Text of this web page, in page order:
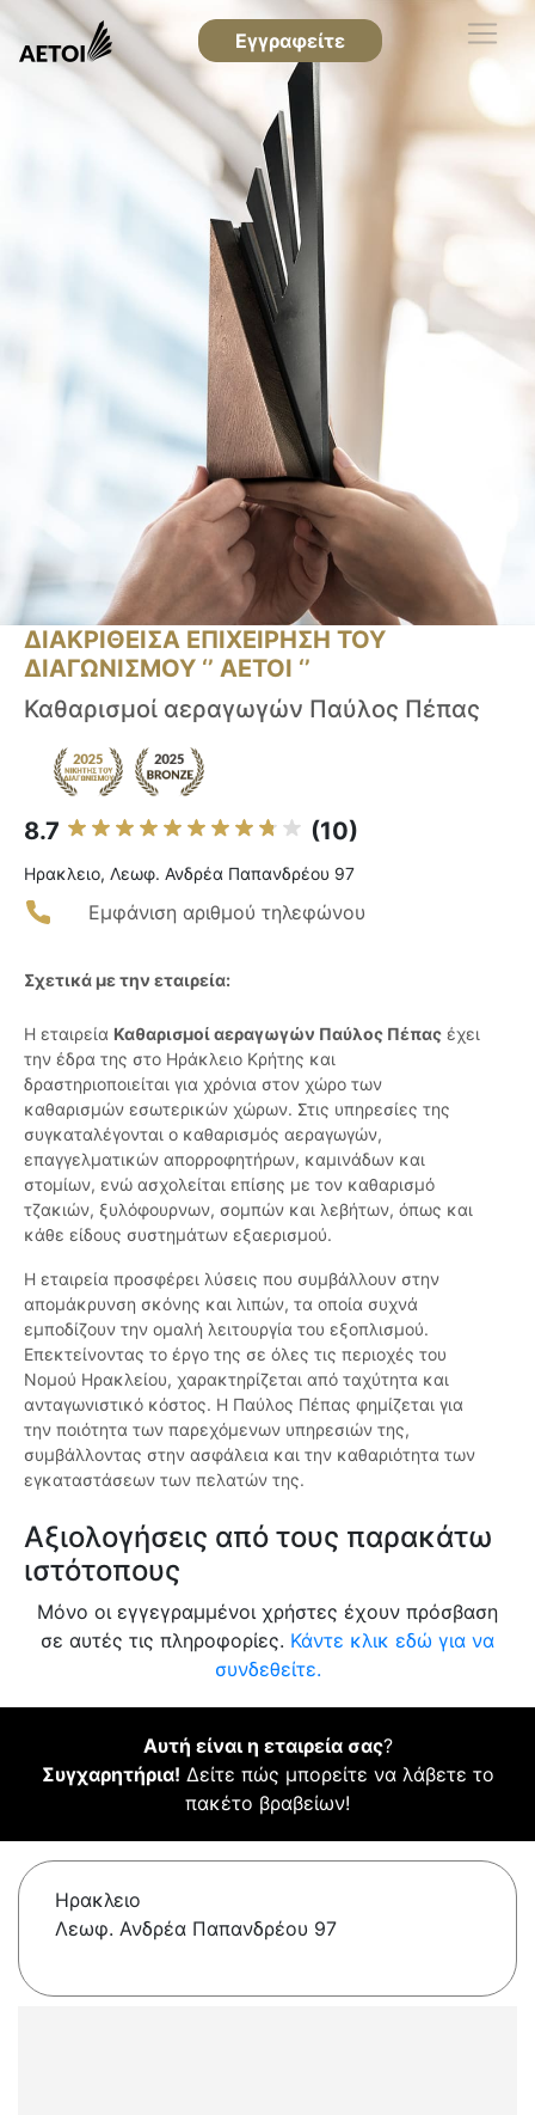
Εγγραφείτε
ΔΙΑΚΡΙΘΕΙΣΑ ΕΠΙΧΕΙΡΗΣΗ ΤΟΥ
ΔΙΑΓΩΝΙΣΜΟΥ ‘’ ΑΕΤΟΙ ‘’
Καθαρισμοί αεραγωγών Παύλος Πέπας
8.7 (10)
Ηρακλειο, Λεωφ. Ανδρέα Παπανδρέου 97
Εμφάνιση αριθμού τηλεφώνου
Σχετικά με την εταιρεία:
Η εταιρεία Καθαρισμοί αεραγωγών Παύλος Πέπας έχει
την έδρα της στο Ηράκλειο Κρήτης και
δραστηριοποιείται για χρόνια στον χώρο των
καθαρισμών εσωτερικών χώρων. Στις υπηρεσίες της
συγκαταλέγονται ο καθαρισμός αεραγωγών,
επαγγελματικών απορροφητήρων, καμινάδων και
στομίων, ενώ ασχολείται επίσης με τον καθαρισμό
τζακιών, ξυλόφουρνων, σομπών και λεβήτων, όπως και
κάθε είδους συστημάτων εξαερισμού.
Η εταιρεία προσφέρει λύσεις που συμβάλλουν στην
απομάκρυνση σκόνης και λιπών, τα οποία συχνά
εμποδίζουν την ομαλή λειτουργία του εξοπλισμού.
Επεκτείνοντας το έργο της σε όλες τις περιοχές του
Νομού Ηρακλείου, χαρακτηρίζεται από ταχύτητα και
ανταγωνιστικό κόστος. Η Παύλος Πέπας φημίζεται για
την ποιότητα των παρεχόμενων υπηρεσιών της,
συμβάλλοντας στην ασφάλεια και την καθαριότητα των
εγκαταστάσεων των πελατών της.
Αξιολογήσεις από τους παρακάτω
ιστότοπους
Μόνο οι εγγεγραμμένοι χρήστες έχουν πρόσβαση
σε αυτές τις πληροφορίες. Κάντε κλικ εδώ για να
συνδεθείτε.
Αυτή είναι η εταιρεία σας?
Συγχαρητήρια! Δείτε πώς μπορείτε να λάβετε το
πακέτο βραβείων!
Ηρακλειο
Λεωφ. Ανδρέα Παπανδρέου 97